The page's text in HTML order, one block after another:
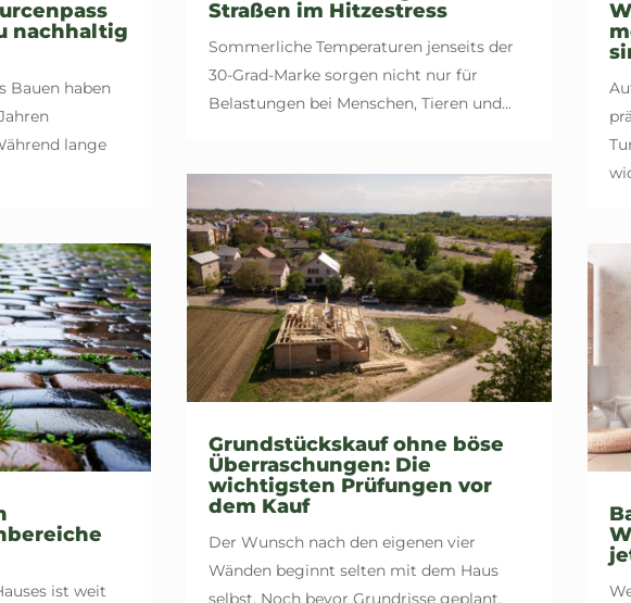
nachhaltig
Bauen haben
lange
ist weit
Straßen im Hitzestress
Sommerliche Temperaturen jenseits der
30-Grad-Marke sorgen nicht nur für
Belastungen bei Menschen, Tieren und...
Grundstückskauf ohne böse
Überraschungen: Die
wichtigsten Prüfungen vor
dem Kauf
Der Wunsch nach den eigenen vier
Wänden beginnt selten mit dem Haus